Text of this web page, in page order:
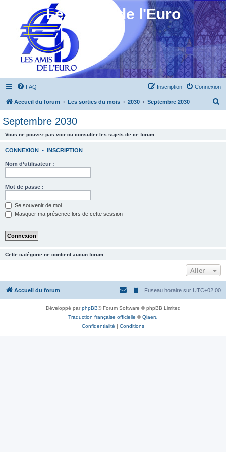
Les Amis de l'Euro
FAQ Connexion
Inscription
Accueil du forum Les sorties du mois 2030 Septembre 2030
Septembre 2030
Vous ne pouvez pas voir ou consulter les sujets de ce forum.
CONNEXION • INSCRIPTION
Nom d’utilisateur :
Mot de passe :
Se souvenir de moi
Masquer ma présence lors de cette session
Cette catégorie ne contient aucun forum.
Aller
Accueil du forum Fuseau horaire sur UTC+02:00
Développé parphpBB® Forum Software © phpBB Limited
Traduction française officielle ©Qiaeru
Confidentialité | Conditions